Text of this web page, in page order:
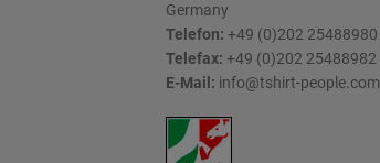
Germany
Telefon: +49 (0)202 25488980
Telefax: +49 (0)202 25488982
E-Mail: info@tshirt-people.com